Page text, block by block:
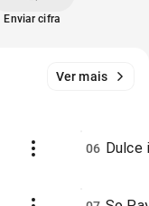
Enviar cifra
Ver mais
06 Dulce